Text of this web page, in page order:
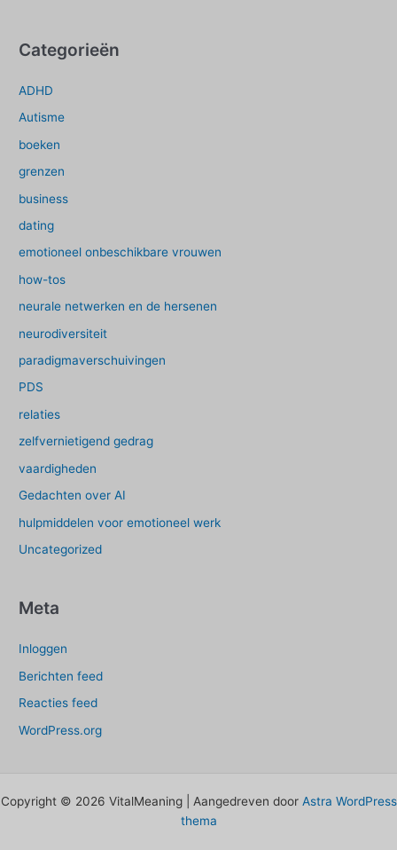
Categorieën
ADHD
Autisme
boeken
grenzen
business
dating
emotioneel onbeschikbare vrouwen
how-tos
neurale netwerken en de hersenen
neurodiversiteit
paradigmaverschuivingen
PDS
relaties
zelfvernietigend gedrag
vaardigheden
Gedachten over AI
hulpmiddelen voor emotioneel werk
Uncategorized
Meta
Inloggen
Berichten feed
Reacties feed
WordPress.org
Copyright © 2026 VitalMeaning | Aangedreven door Astra WordPress
thema